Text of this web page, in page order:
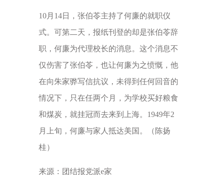
10月14日，张伯苓主持了何廉的就职仪
式。可第二天，报纸刊登的却是张伯苓辞
职，何廉为代理校长的消息。这个消息不
仅伤害了张伯苓，也让何廉为之愤慨，他
在向朱家骅写信抗议，未得到任何回音的
情况下，只在任两个月，为学校买好粮食
和煤炭，就挂冠而去来到上海。1949年2
月上旬，何廉与家人抵达美国。（陈扬
桂）
来源：团结报党派e家